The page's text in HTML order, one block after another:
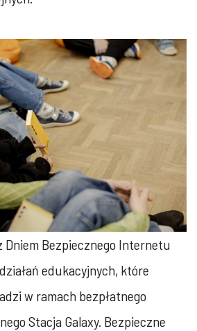
Dniem Bezpiecznego Internetu
edukacyjnych, które
w ramach bezpłatnego
Stacja Galaxy. Bezpieczne